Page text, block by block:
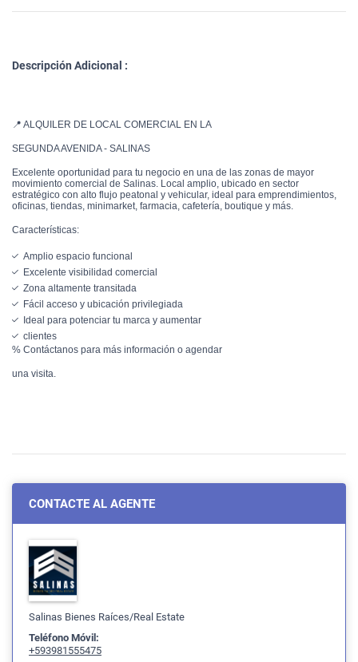
Descripción Adicional :
📍 ALQUILER DE LOCAL COMERCIAL EN LA
SEGUNDA AVENIDA - SALINAS
Excelente oportunidad para tu negocio en una de las zonas de mayor
movimiento comercial de Salinas. Local amplio, ubicado en sector
estratégico con alto flujo peatonal y vehicular, ideal para emprendimientos,
oficinas, tiendas, minimarket, farmacia, cafetería, boutique y más.
Características:
Amplio espacio funcional
Excelente visibilidad comercial
Zona altamente transitada
Fácil acceso y ubicación privilegiada
Ideal para potenciar tu marca y aumentar
clientes
% Contáctanos para más información o agendar
una visita.
CONTACTE AL AGENTE
Salinas Bienes Raíces/Real Estate
Teléfono Móvil:
+593981555475